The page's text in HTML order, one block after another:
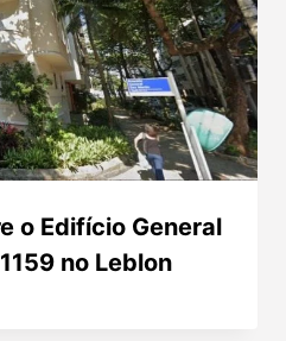
o Edifício General
no Leblon